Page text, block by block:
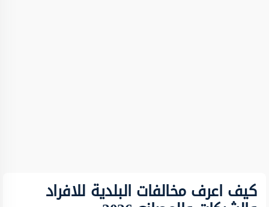
كيف اعرف مخالفات البلدية للافراد